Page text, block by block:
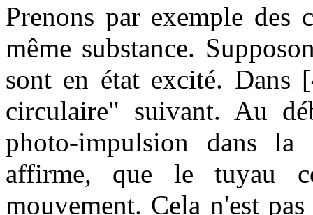
Prenons par exemple des
même substance.
sont en état excité. Dans
circulaire" suivant. Au
photo-impulsion dans
affirme, que le tuyau
mouvement. Cela n'est